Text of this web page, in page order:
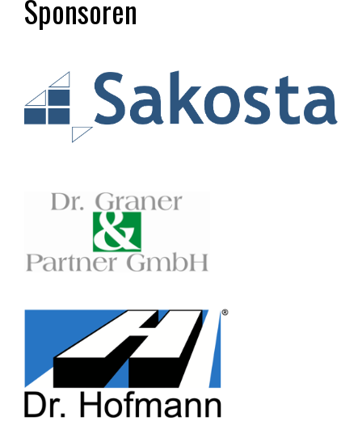
Sponsoren